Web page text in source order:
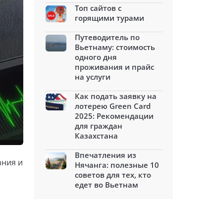
и
Топ сайтов с
горящими турами
Путеводитель по
Вьетнаму: стоимость
одного дня
проживания и прайс
на услуги
Как подать заявку на
лотерею Green Card
2025: Рекомендации
для граждан
Казахстана
Впечатления из
Нячанга: полезные 10
советов для тех, кто
едет во Вьетнам